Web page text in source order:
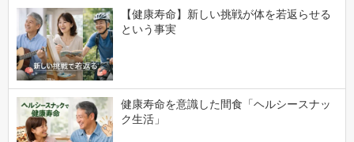
【健康寿命】新しい挑戦が体を若返らせる
という事実
健康寿命を意識した間食「ヘルシースナッ
ク生活」